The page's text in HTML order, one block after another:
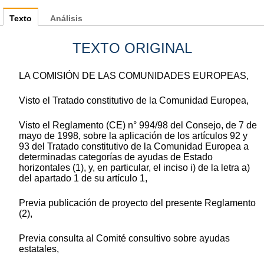
Texto
TEXTO ORIGINAL
LA COMISIÓN DE LAS COMUNIDADES EUROPEAS,
Visto el Tratado constitutivo de la Comunidad Europea,
Visto el Reglamento (CE) n° 994/98 del Consejo, de 7 de
mayo de 1998, sobre la aplicación de los artículos 92 y
93 del Tratado constitutivo de la Comunidad Europea a
determinadas categorías de ayudas de Estado
horizontales (1), y, en particular, el inciso i) de la letra a)
del apartado 1 de su artículo 1,
Previa publicación de proyecto del presente Reglamento
(2),
Previa consulta al Comité consultivo sobre ayudas
estatales,
Análisis